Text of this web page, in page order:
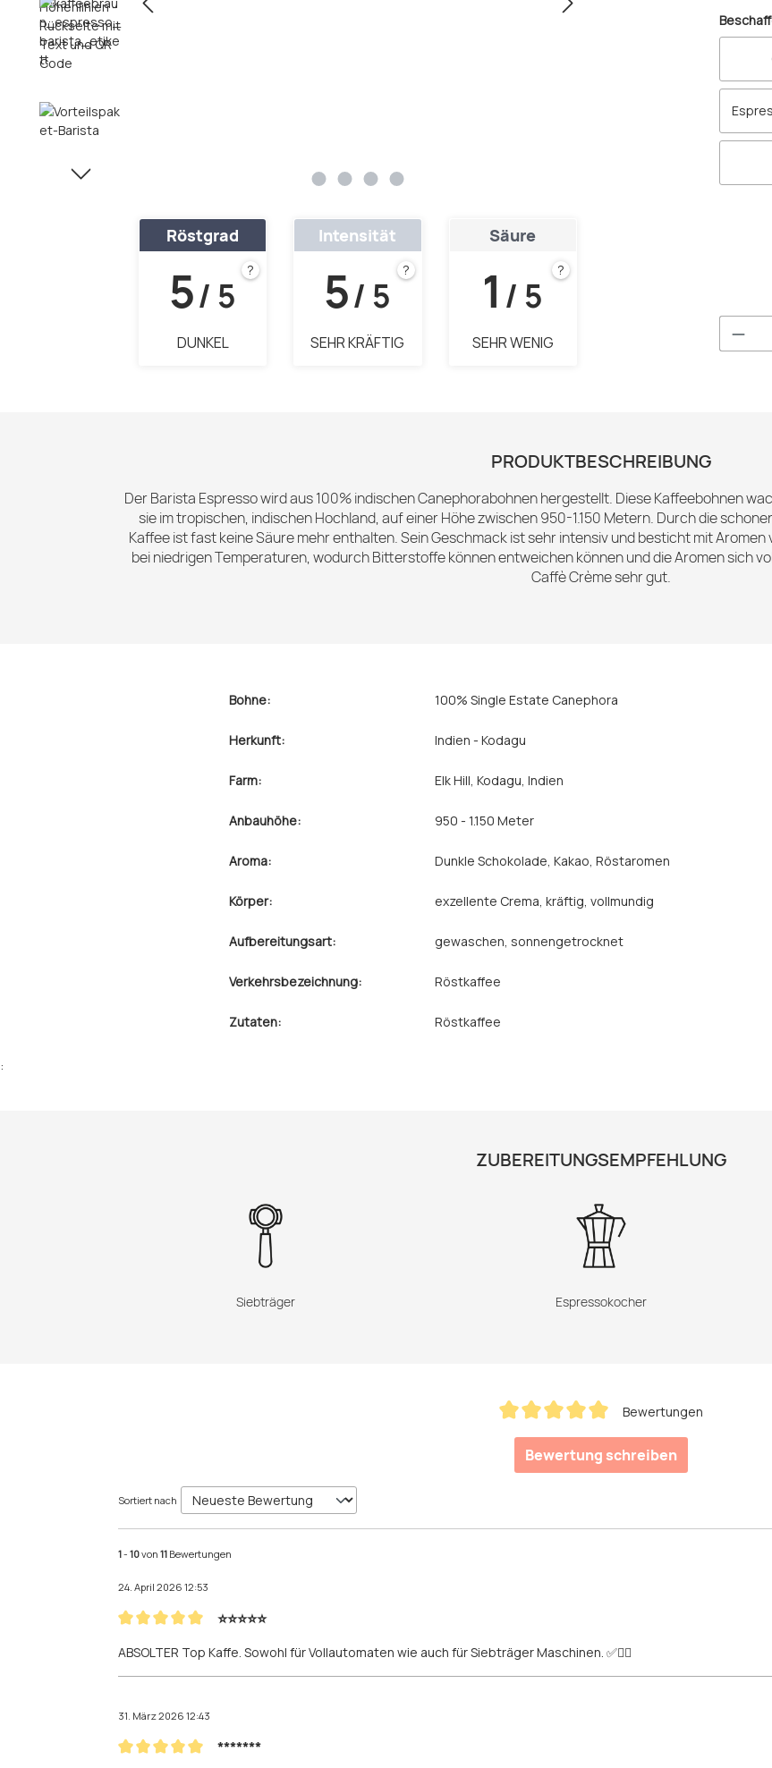
Röstgrad
?
5/ 5
DUNKEL
Intensität
?
5/ 5
SEHR KRÄFTIG
Säure
?
1 / 5
SEHR WENIG
PRODUKTBESCHREIBUNG
Der Barista Espresso wird aus 100% indischen Canephorabohnen hergestellt. Diese Kaffeebohnen
sie im tropischen, indischen Hochland, auf einer Höhe zwischen 950-1.150 Metern. Durch die
Kaffee ist fast keine Säure mehr enthalten. Sein Geschmack ist sehr intensiv und besticht mit
bei niedrigen Temperaturen, wodurch Bitterstoffe können entweichen können und die Aromen sich
Caffè Crème sehr gut.
Bohne: 100% Single Estate Canephora
Herkunft: Indien - Kodagu
Farm: Elk Hill, Kodagu, Indien
Anbauhöhe: 950 - 1.150 Meter
Aroma: Dunkle Schokolade, Kakao, Röstaromen
Körper: exzellente Crema, kräftig, vollmundig
Aufbereitungsart: gewaschen, sonnengetrocknet
Verkehrsbezeichnung: Röstkaffee
Zutaten: Röstkaffee
:
ZUBEREITUNGSEMPFEHLUNG
Siebträger Espressokocher
Bewertungen
Bewertung schreiben
Sortiert nach
1- 10von 11 Bewertungen
24. April 2026 12:53
⭐️⭐️⭐️⭐️⭐️
ABSOLTER Top Kaffe. Sowohl für Vollautomaten wie auch für Siebträger Maschinen. ✅👍🏻
31. März 2026 12:43
*******